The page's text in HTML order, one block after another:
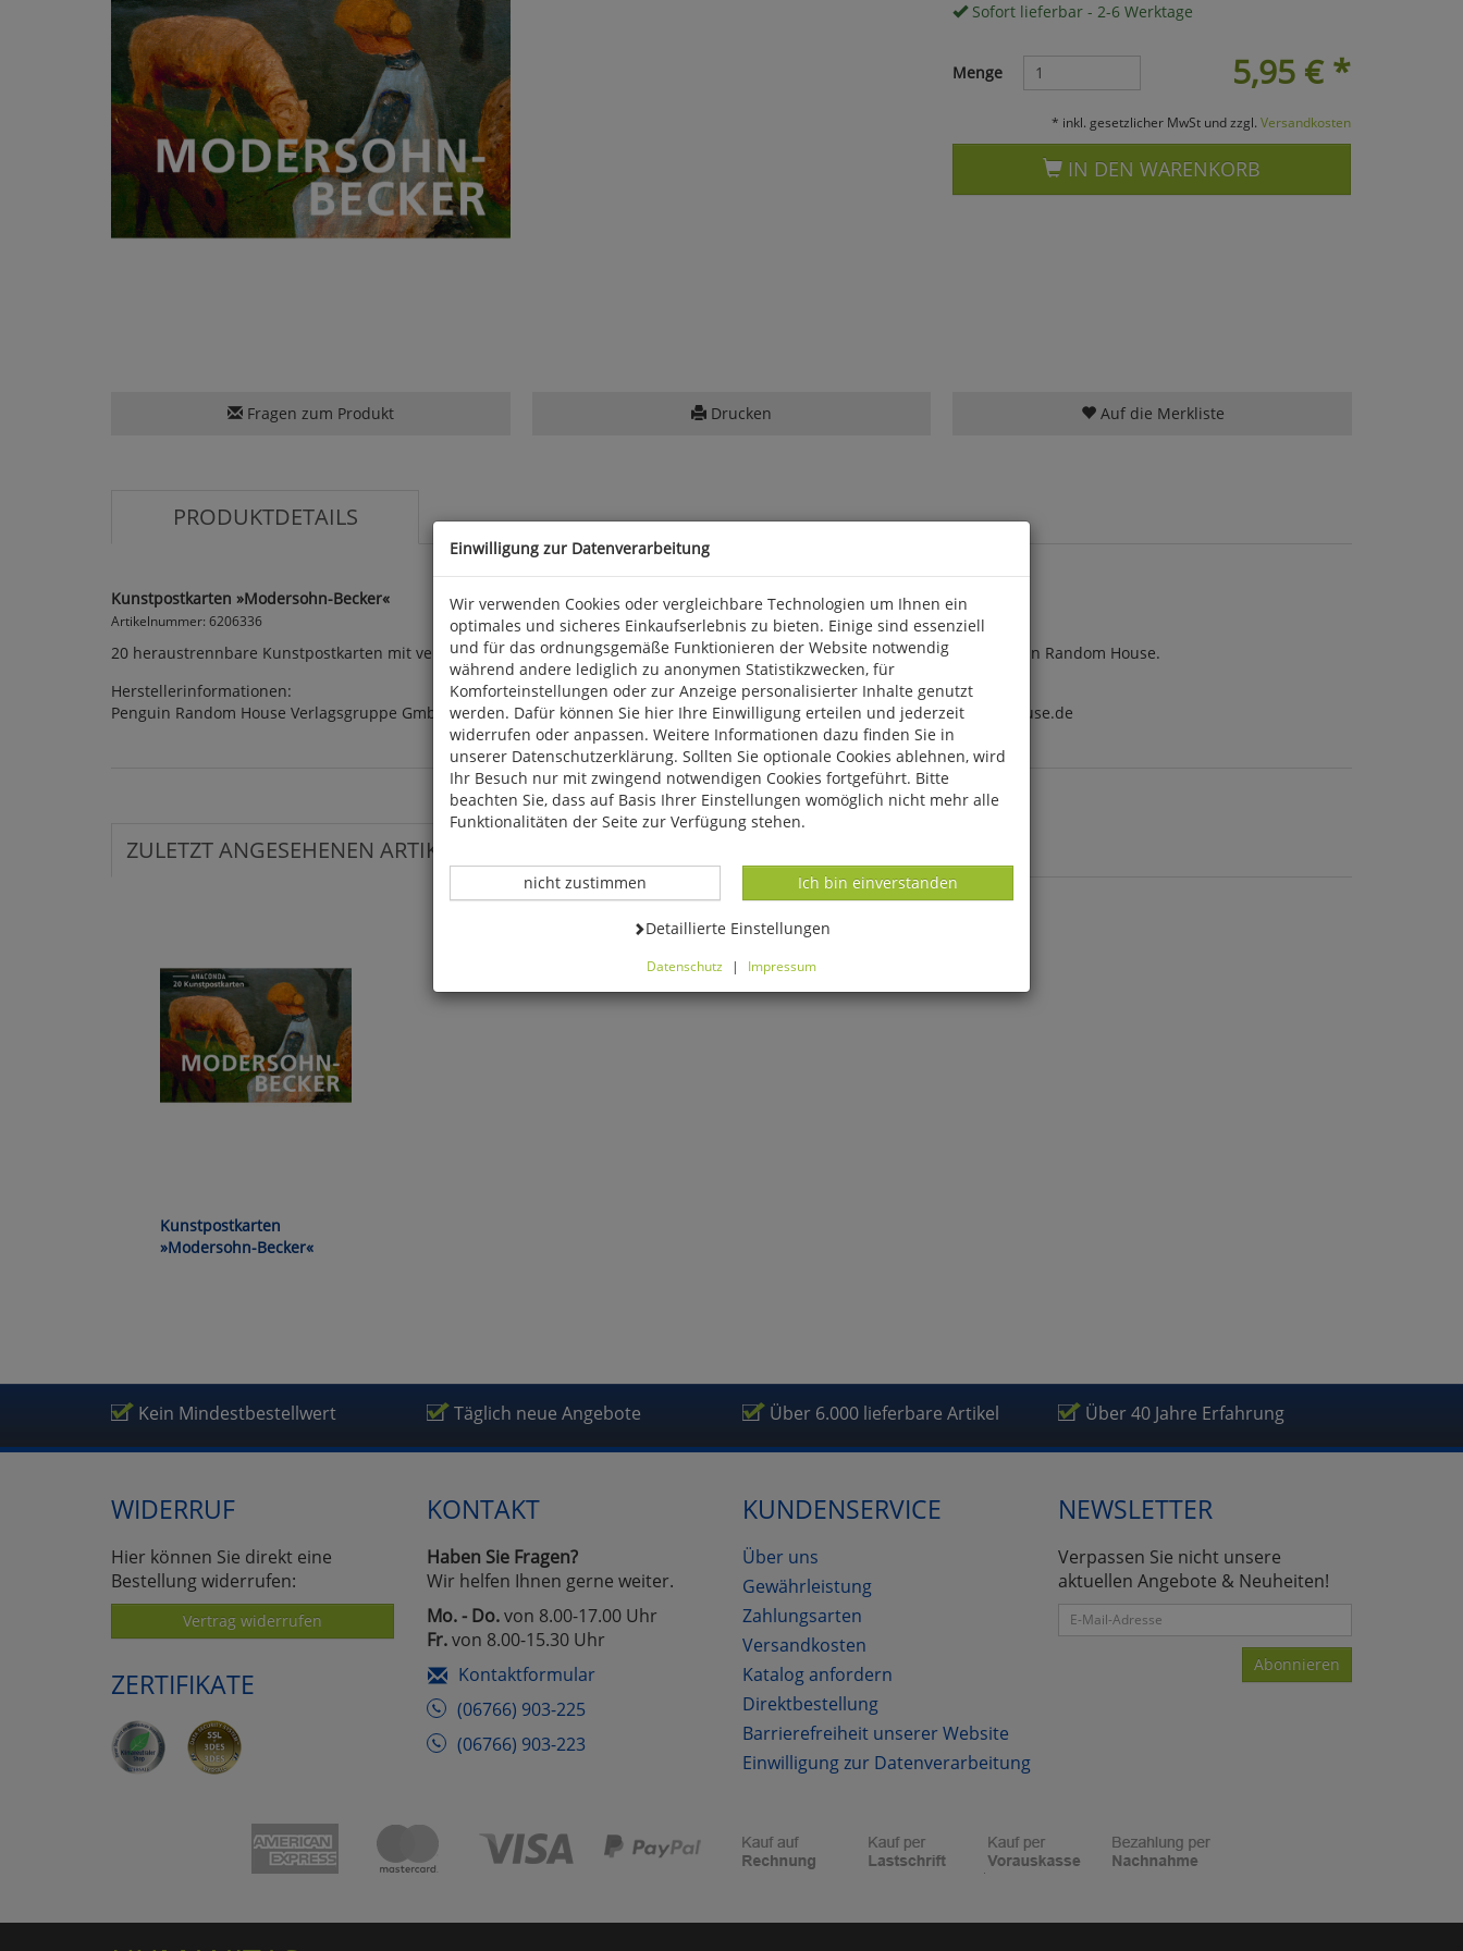
Sofort lieferbar - 2-6 Werktage
5,95 €*
Menge
* inkl. gesetzlicher MwSt und zzgl. Versandkosten
IN DEN WARENKORB
Fragen zum Produkt Drucken Auf die Merkliste
PRODUKTDETAILS
Kunstpostkarten »Modersohn-Becker«
Artikelnummer: 6206336
20 heraustrennbare Kunstpostkarten mit verschiedenen Motiven der Künstlerin Paula Modersohn-Becker (1876-1907). Penguin Random House.
Herstellerinformationen:
Penguin Random House Verlagsgruppe GmbH, Neumarkter Str. 28, D 81673 München, produktsicherheit@penguinrandomhouse.de
ZULETZT ANGESEHENEN ARTIKEL:
Kunstpostkarten
»Modersohn-Becker«
Kein Mindestbestellwert Täglich neue Angebote Über 6.000 lieferbare Artikel Über 40 Jahre Erfahrung
WIDERRUF
Hier können Sie direkt eine
Bestellung widerrufen:
Vertrag widerrufen
ZERTIFIKATE
KONTAKT
Haben Sie Fragen?
Wir helfen Ihnen gerne weiter.
Mo. - Do.von 8.00-17.00 Uhr
Fr.von 8.00-15.30 Uhr
Kontaktformular
(06766) 903-225
(06766) 903-223
KUNDENSERVICE
Über uns
Gewährleistung
Zahlungsarten
Versandkosten
Katalog anfordern
Direktbestellung
Barrierefreiheit unserer Website
Einwilligung zur Datenverarbeitung
NEWSLETTER
Verpassen Sie nicht unsere
aktuellen Angebote & Neuheiten!
Abonnieren
Einwilligung zur Datenverarbeitung
Wir verwenden Cookies oder vergleichbare Technologien um Ihnen ein
optimales und sicheres Einkaufserlebnis zu bieten. Einige sind essenziell
und für das ordnungsgemäße Funktionieren der Website notwendig
während andere lediglich zu anonymen Statistikzwecken, für
Komforteinstellungen oder zur Anzeige personalisierter Inhalte genutzt
werden. Dafür können Sie hier Ihre Einwilligung erteilen und jederzeit
widerrufen oder anpassen. Weitere Informationen dazu finden Sie in
unserer Datenschutzerklärung. Sollten Sie optionale Cookies ablehnen, wird
Ihr Besuch nur mit zwingend notwendigen Cookies fortgeführt. Bitte
beachten Sie, dass auf Basis Ihrer Einstellungen womöglich nicht mehr alle
Funktionalitäten der Seite zur Verfügung stehen.
Datenverarbeitung -
Ich bin einverstanden
Datenverarbeitung -
nicht zustimmen
Datenverarbeitung -
Detaillierte Einstellungen
Datenschutz | Impressum
Cookies ablehnen, wird Ihr Besuch nur mit zwingend notwendigen Cookies
Cookies
Alle Akzeptieren Cookies
Einstellungen speichern
zurückzu Haupptseite Zustimmung Datenverarbeitung (Seitenende)